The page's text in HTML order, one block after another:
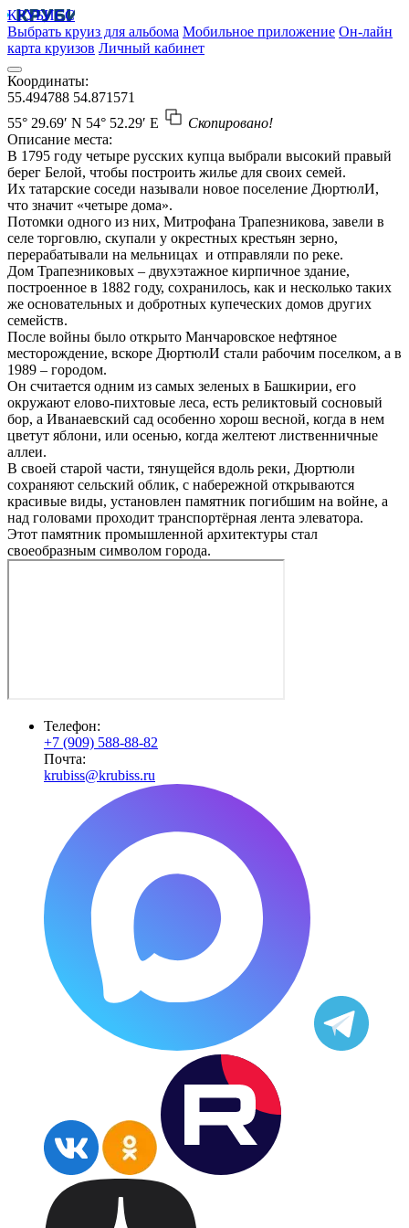
КРУБИСС
Выбрать круиз для альбома Мобильное приложение Он-лайн
карта круизов Личный кабинет
Координаты:
55.494788 54.871571
55° 29.69′ N 54° 52.29′ E
Скопировано!
Описание места:
В 1795 году четыре русских купца выбрали высокий правый
берег Белой, чтобы построить жилье для своих семей.
Их татарские соседи называли новое поселение ДюртюлИ,
что значит «четыре дома».
Потомки одного из них, Митрофана Трапезникова, завели в
селе торговлю, скупали у окрестных крестьян зерно,
перерабатывали на мельницах и отправляли по реке.
Дом Трапезниковых – двухэтажное кирпичное здание,
построенное в 1882 году, сохранилось, как и несколько таких
же основательных и добротных купеческих домов других
семейств.
После войны было открыто Манчаровское нефтяное
месторождение, вскоре ДюртюлИ стали рабочим поселком, а в
1989 – городом.
Он считается одним из самых зеленых в Башкирии, его
окружают елово-пихтовые леса, есть реликтовый сосновый
бор, а Иванаевский сад особенно хорош весной, когда в нем
цветут яблони, или осенью, когда желтеют лиственничные
аллеи.
В своей старой части, тянущейся вдоль реки, Дюртюли
сохраняют сельский облик, с набережной открываются
красивые виды, установлен памятник погибшим на войне, а
над головами проходит транспортёрная лента элеватора.
Этот памятник промышленной архитектуры стал
своеобразным символом города.
Телефон:
+7 (909) 588-88-82
Почта:
krubiss@krubiss.ru